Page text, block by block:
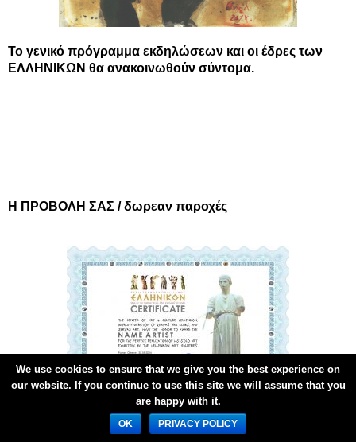
Το γενικό πρόγραμμα εκδηλώσεων και οι έδρες των
ΕΛΛΗΝΙΚΩΝ θα ανακοινωθούν σύντομα.
Η ΠΡΟΒΟΛΗ ΣΑΣ / δωρεαν παροχές
Απονομή 3 Certificates από ΕΛΛΗΝΙΚΟΝ και UNESCO
κατά την ημέρα των εγκαινίων
We use cookies to ensure that we give you the best experience on
our website. If you continue to use this site we will assume that you
are happy with it.
OK PRIVACY POLICY